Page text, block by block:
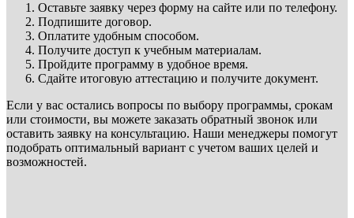
Оставьте заявку через форму на сайте или по телефону.
Подпишите договор.
Оплатите удобным способом.
Получите доступ к учебным материалам.
Пройдите программу в удобное время.
Сдайте итоговую аттестацию и получите документ.
Если у вас остались вопросы по выбору программы, срокам
или стоимости, вы можете заказать обратный звонок или
оставить заявку на консультацию. Наши менеджеры помогут
подобрать оптимальный вариант с учетом ваших целей и
возможностей.